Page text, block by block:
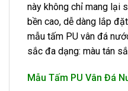
này không chỉ mang lại
bền cao, dễ dàng lắp
mẫu tấm PU vân đá
sắc đa dạng: màu tán
Mẫu Tấm PU Vân Đá